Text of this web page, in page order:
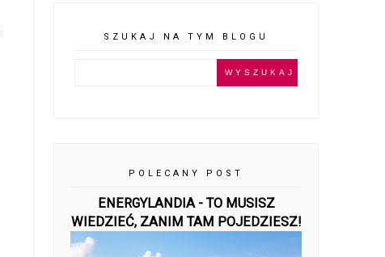
SZUKAJ NA TYM BLOGU
POLECANY POST
ENERGYLANDIA - TO MUSISZ
WIEDZIEĆ, ZANIM TAM POJEDZIESZ!